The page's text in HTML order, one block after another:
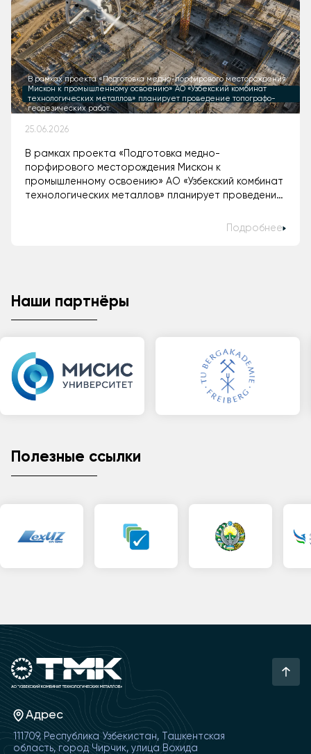
В рамках проекта «Подготовка медно-порфирового месторождения
Мискон к промышленному освоению» АО «Узбекский комбинат
технологических металлов» планирует проведение топографо-
геодезических работ.
25.06.2026
В рамках проекта «Подготовка медно-
порфирового месторождения Мискон к
промышленному освоению» АО «Узбекский комбинат
технологических металлов» планирует проведение
Подробнее
Наши партнёры
Полезные ссылки
Адрес
111709, Республика Узбекистан, Ташкентская
область, город Чирчик, улица Вохида